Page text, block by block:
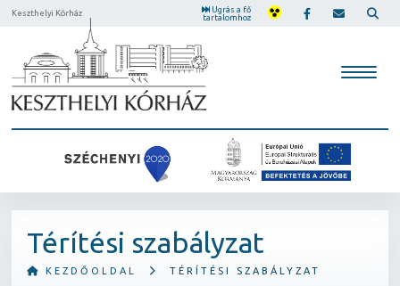
Keszthelyi Kórház
Ugrás a fő
tartalomhoz
Térítési szabályzat
KEZDŐOLDAL TÉRÍTÉSI SZABÁLYZAT